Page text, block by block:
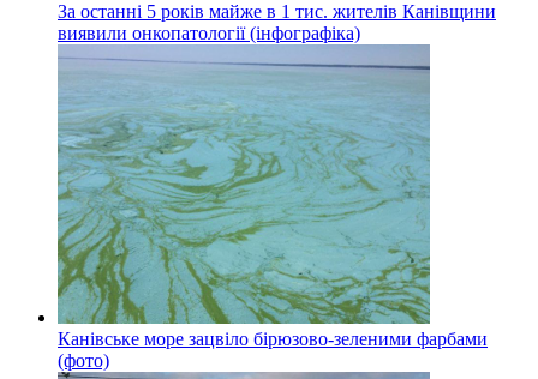
За останні 5 років майже в 1 тис. жителів Канівщини
виявили онкопатології (інфографіка)
Канівське море зацвіло бірюзово-зеленими фарбами
(фото)